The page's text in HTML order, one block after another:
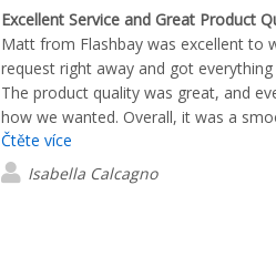
Excellent Service and Great Product
Matt from Flashbay was excellent to
request right away and got
The product quality was great, and
how we wanted. Overall, it was a
start to finish. Working with Matt
and stress-free, and we’d definitely
Čtěte více
Isabella Calcagno